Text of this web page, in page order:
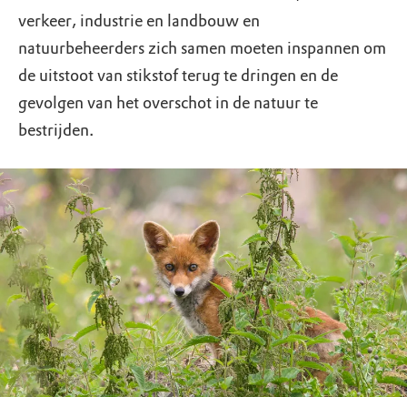
verkeer, industrie en landbouw en
natuurbeheerders zich samen moeten inspannen om
de uitstoot van stikstof terug te dringen en de
gevolgen van het overschot in de natuur te
bestrijden.